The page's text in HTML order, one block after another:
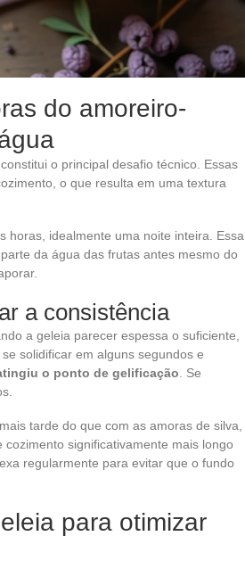
do amoreiro-
constitui o principal desafio técnico. Essas
o que resulta em uma textura
horas, idealmente uma noite inteira. Essa
da água das frutas antes mesmo do
a consistência
a geleia parecer espessa o suficiente,
solidificar em alguns segundos e
o ponto de gelificação. Se
tarde do que com as amoras de silva,
significativamente mais longo
regularmente para evitar que o fundo
para otimizar